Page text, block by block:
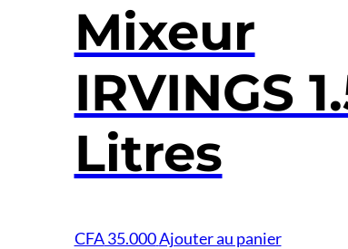
Mixeur
IRVINGS
Litres
CFA35.000Ajouter au panier